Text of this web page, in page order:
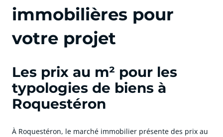
immobilières pour
votre projet
Les prix au m² pour les
typologies de biens à
Roquestéron
À Roquestéron, le marché immobilier présente des prix au